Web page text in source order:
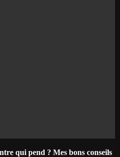
qui pend ? Mes bons conseils